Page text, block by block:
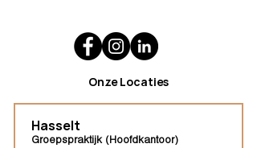
Onze Locaties
Hasselt
Groepspraktijk (Hoofdkantoor)